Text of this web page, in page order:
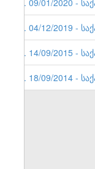
4. 09/01/2020 -
3. 04/12/2019 -
2. 14/09/2015 -
1. 18/09/2014 -